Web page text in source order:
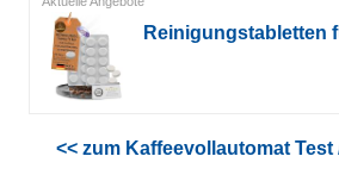
<< zum Kaffeevollautomat Test